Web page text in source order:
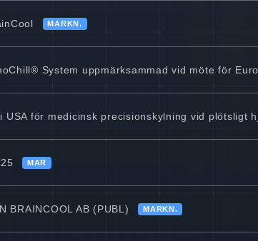
MARKN.
System uppmärksammad vid möte för
för medicinsk precisionskylning vid plötsligt
MAR
BRAINCOOL AB (PUBL) MARKN.